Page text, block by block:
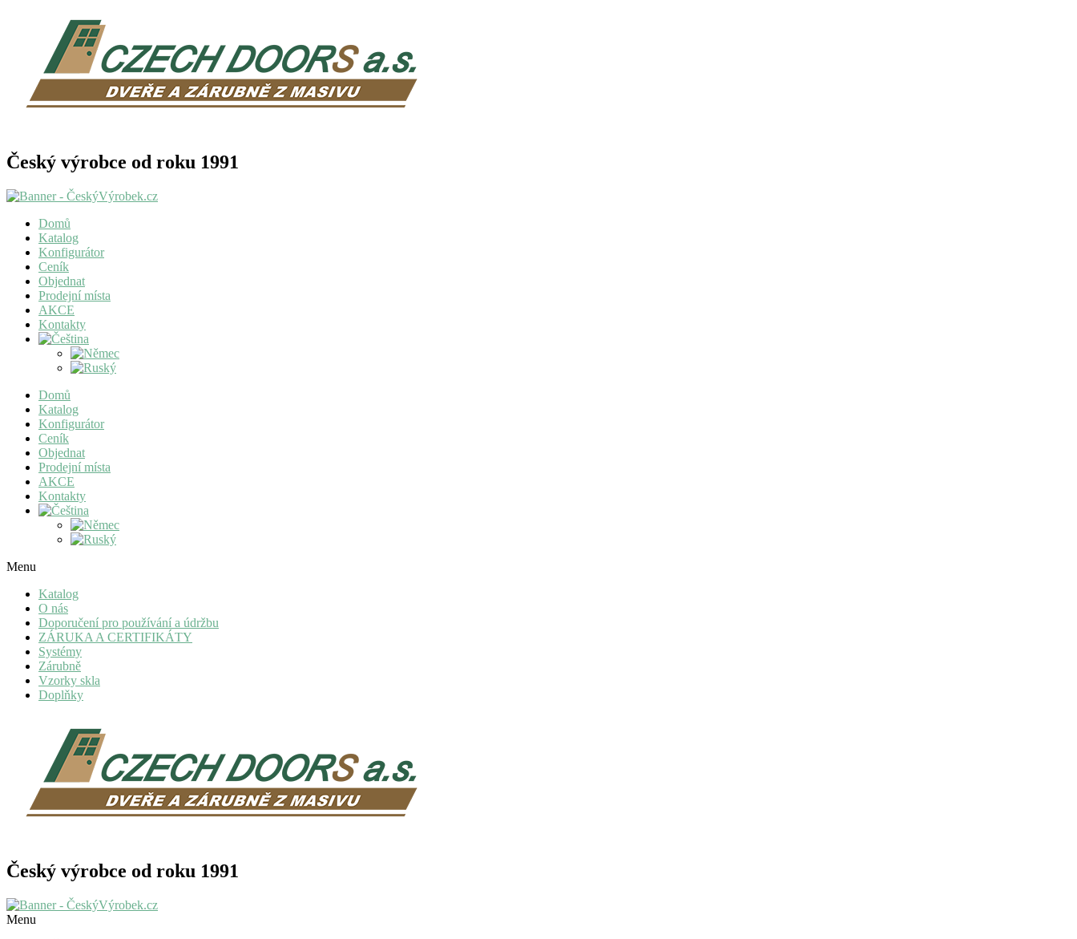
Český výrobce od roku 1991
Domů
Katalog
Konfigurátor
Ceník
Objednat
Prodejní místa
AKCE
Kontakty
Domů
Katalog
Konfigurátor
Ceník
Objednat
Prodejní místa
AKCE
Kontakty
Menu
Katalog
O nás
Doporučení pro používání a údržbu
ZÁRUKA A CERTIFIKÁTY
Systémy
Zárubně
Vzorky skla
Doplňky
Český výrobce od roku 1991
Menu